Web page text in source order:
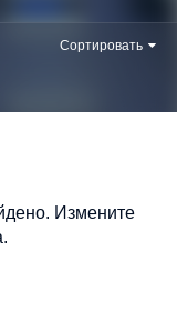
Сортировать
Измените